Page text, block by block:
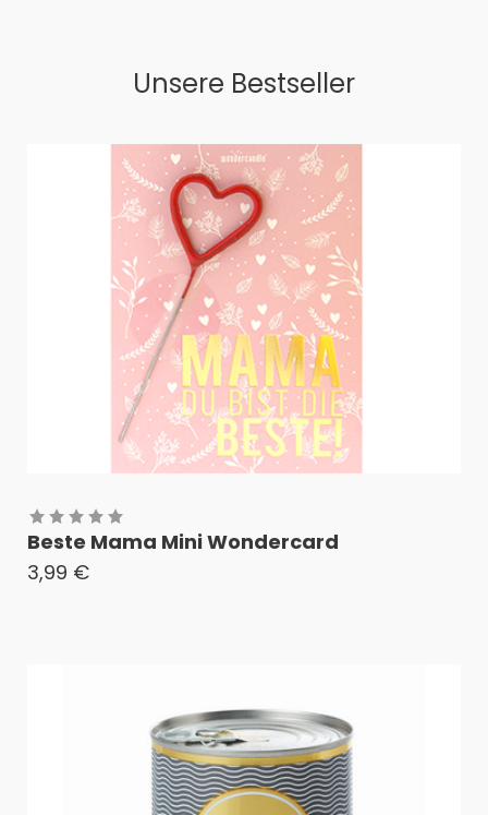
Unsere Bestseller
Beste Mama Mini Wondercard
3,99 €